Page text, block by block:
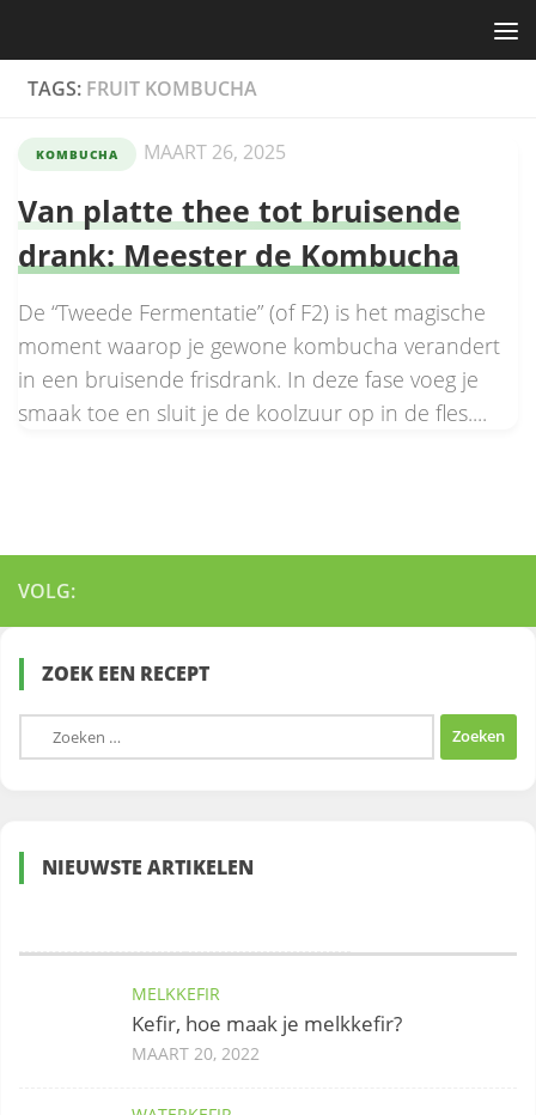
TAGS: FRUIT KOMBUCHA
KOMBUCHA MAART 26, 2025
Van platte thee tot bruisende
drank: Meester de Kombucha
De “Tweede Fermentatie” (of F2) is het magische
moment waarop je gewone kombucha verandert
in een bruisende frisdrank. In deze fase voeg je
smaak toe en sluit je de koolzuur op in de fles....
VOLG:
ZOEK EEN RECEPT
Zoeken
naar:
NIEUWSTE ARTIKELEN
MELKKEFIR
Kefir, hoe maak je melkkefir?
MAART 20, 2022